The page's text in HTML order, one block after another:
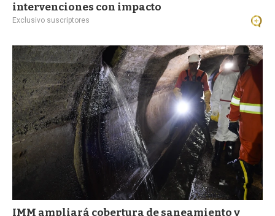
intervenciones con impacto
Exclusivo suscriptores
IMM ampliará cobertura de saneamiento y